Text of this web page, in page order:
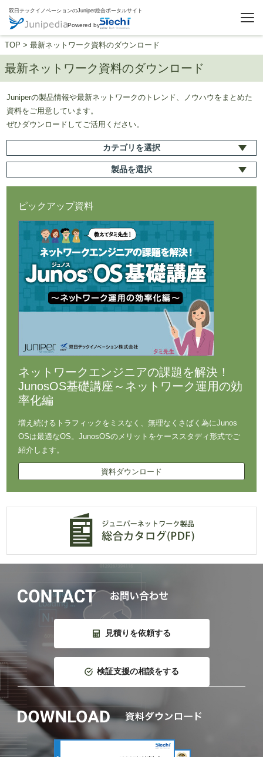
双日テックイノベーションのJuniper総合ポータルサイト
Powered by
TOP > 最新ネットワーク資料のダウンロード
最新ネットワーク資料のダウンロード
Juniperの製品情報や最新ネットワークのトレンド、ノウハウをまとめた
資料をご用意しています。
ぜひダウンロードしてご活用ください。
カテゴリ を選択
製品を選択
ピックアップ資料
ネットワークエンジニアの課題を解決！
JunosOS基礎講座～ネットワーク運用の効
率化編
増え続けるトラフィックをミスなく、無理なくさばく為にJunos
OSは最適なOS。JunosOSのメリットをケーススタディ形式でご
紹介します。
資料ダウンロード
見積りを依頼する
検証支援の相談をする